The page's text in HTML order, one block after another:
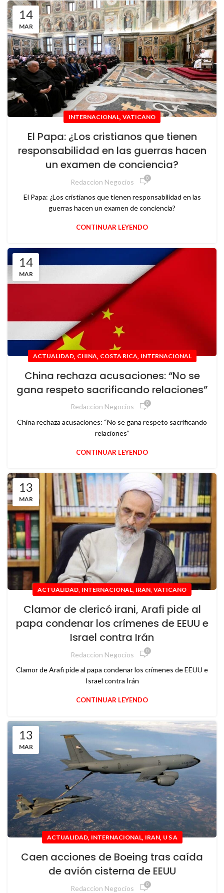
14
MAR
INTERNACIONAL, VATICANO
El Papa: ¿Los cristianos que tienen
responsabilidad en las guerras hacen
un examen de conciencia?
Redaccion Negocios 0
El Papa: ¿Los cristianos que tienen responsabilidad en las
guerras hacen un examen de conciencia?
CONTINUAR LEYENDO
14
MAR
ACTUALIDAD, CHINA, COSTA RICA, INTERNACIONAL
China rechaza acusaciones: “No se
gana respeto sacrificando relaciones”
Redaccion Negocios 0
China rechaza acusaciones: “No se gana respeto sacrificando
relaciones”
CONTINUAR LEYENDO
13
MAR
ACTUALIDAD, INTERNACIONAL, IRAN, VATICANO
Clamor de clericó irani, Arafi pide al
papa condenar los crímenes de EEUU e
Israel contra Irán
Redaccion Negocios 0
Clamor de Arafi pide al papa condenar los crímenes de EEUU e
Israel contra Irán
CONTINUAR LEYENDO
13
MAR
ACTUALIDAD, INTERNACIONAL, IRAN, U S A
Caen acciones de Boeing tras caída
de avión cisterna de EEUU
Redaccion Negocios 0